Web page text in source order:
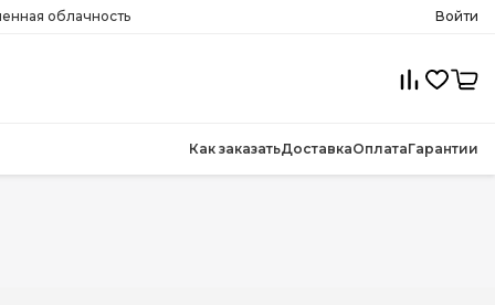
облачность Войти
Как заказатьДоставкаОплатаГарантии